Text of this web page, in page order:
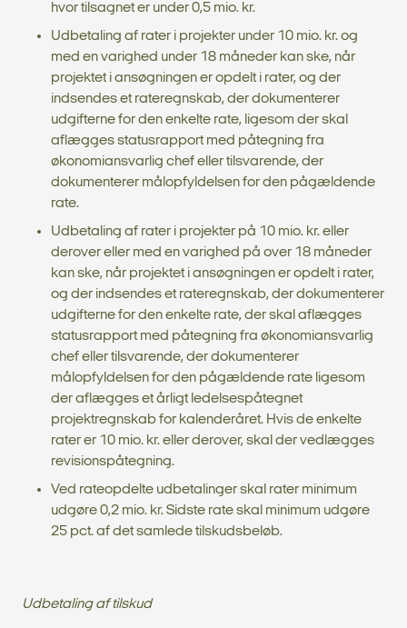
hvor tilsagnet er under 0,5 mio. kr.
Udbetaling af rater i projekter under 10 mio. kr. og
med en varighed under 18 måneder kan ske, når
projektet i ansøgningen er opdelt i rater, og der
indsendes et rateregnskab, der dokumenterer
udgifterne for den enkelte rate, ligesom der skal
aflægges statusrapport med påtegning fra
økonomiansvarlig chef eller tilsvarende, der
dokumenterer målopfyldelsen for den pågældende
rate.
Udbetaling af rater i projekter på 10 mio. kr. eller
derover eller med en varighed på over 18 måneder
kan ske, når projektet i ansøgningen er opdelt i rater,
og der indsendes et rateregnskab, der dokumenterer
udgifterne for den enkelte rate, der skal aflægges
statusrapport med påtegning fra økonomiansvarlig
chef eller tilsvarende, der dokumenterer
målopfyldelsen for den pågældende rate ligesom
der aflægges et årligt ledelsespåtegnet
projektregnskab for kalenderåret. Hvis de enkelte
rater er 10 mio. kr. eller derover, skal der vedlægges
revisionspåtegning.
Ved rateopdelte udbetalinger skal rater minimum
udgøre 0,2 mio. kr. Sidste rate skal minimum udgøre
25 pct. af det samlede tilskudsbeløb.
Udbetaling af tilskud